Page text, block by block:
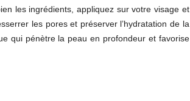
les ingrédients, appliquez sur votre visage et
les pores et préserver l’hydratation de la
qui pénètre la peau en profondeur et favorise